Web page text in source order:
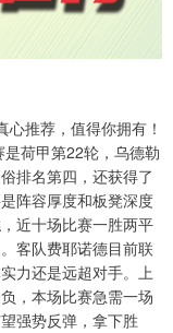
推荐，值得你拥有！
荷甲第22轮，乌德勒
排名第四，还获得了
阵容厚度和板凳深度
近十场比赛一胜两平
客队费耶诺德目前联
力还是远超对手。上
，本场比赛急需一场
强势反弹，拿下胜